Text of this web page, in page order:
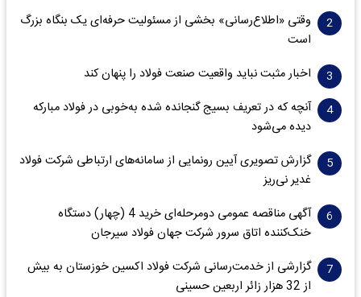
وقتی «اطلاع‌رسانی» بخشی از مسئولیت حرفه‌ای یک بنگاه بزرگ
است
اخبار مثبت نباید واقعیت صنعت فولاد را پنهان کند
آنچه که در تعریف بسیج گنجانده شده به‌خوبی در فولاد مبارکه
دیده می‌شود
گزارش تصویری آیین رونمایی از سامانه‌های ارتباطی شرکت فولاد
غدیر نی‌ریز
آگهی مناقصه عمومی دومرحله‌ای خرید 4 (چهار) دستگاه
خنک‌کننده اتاق سرور شرکت جهان فولاد سیرجان
گزارشی از خدمت‌رسانی شرکت فولاد اکسین خوزستان به بیش
از 32 هزار زائر اربعین حسینی